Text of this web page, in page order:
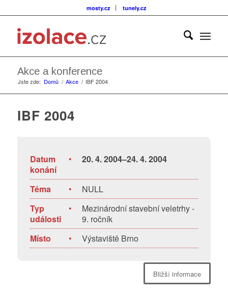
mosty.cz tunely.cz
Akce a konference
Jste zde: Domů / Akce / IBF 2004
IBF 2004
Datum
konání
• 20. 4. 2004–24. 4. 2004
Téma •
NULL
Typ
události
•
Mezinárodní stavební veletrhy -
9. ročník
Místo
• Výstaviště Brno
Bližší informace